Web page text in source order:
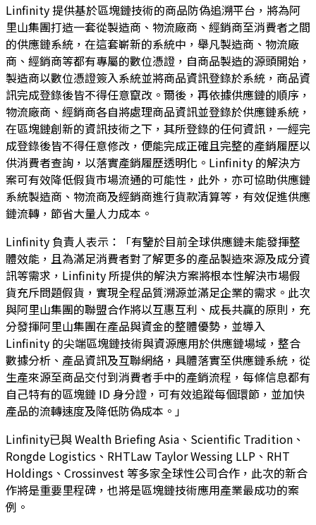
Linfinity 提供基於區塊鏈技術的商品防偽追溯平台，將為阿
里山集團打造一套從製造商、物流廠商、經銷商至消費者之間
的供應鏈系統，在這套嶄新的系統中，舉凡製造商、物流廠
商、經銷商等都有專屬的數位憑證，自商品製造的源頭開始，
製造商以數位憑證簽入系統並將商品資訊登錄於系統，商品資
訊完成登錄後皆不得任意竄改。爾後，再依據供應鏈的順序，
物流廠商、經銷商各自將處理商品資訊並登錄於供應鏈系統，
在區塊鏈創新的資訊技術之下，其所登錄的任何資訊，一經完
成登錄後皆不得任意修改，便能完成正確且完整的產銷履歷以
供消費者查詢，以落實產銷履歷透明化。Linfinity 的解決方
案可有效降低假貨市場流通的可能性，此外，亦可協助供應鏈
系統製造商、物流商及經銷商進行貨款清算等，有效促進供應
鏈流轉，節省大量人力成本。
Linfinity 負責人表示：「有鑒於目前全球供應鏈未能發揮整
體效能，且為滿足消費者對了解更多的產品製造來源及成分資
訊等需求，Linfinity 所提供的解決方案將根本性解決市場假
貨充斥問題假貨，實現全程品質溯源並滿足企業的需求。此次
與阿里山集團的聯盟合作將以互惠互利、成長共贏的原則，充
分發揮阿里山集團在產品與資金的整體優勢，並導入
Linfinity 的尖端區塊鏈技術與資源應用於供應鏈場域，整合
數據分析、產品資訊及互聯網絡，具體落實至供應鏈系統，從
生產來源至商品交付到消費者手中的產銷流程，每條信息都有
自己特有的區塊鏈 ID 身分證，可有效追蹤每個環節，並加快
產品的流轉速度及降低防偽成本。」
Linfinity已與 Wealth Briefing Asia、Scientific Tradition、
Rongde Logistics、RHTLaw Taylor Wessing LLP、RHT
Holdings、Crossinvest 等多家全球性公司合作，此次的新合
作將是重要里程碑，也將是區塊鏈技術應用產業最成功的案
例。